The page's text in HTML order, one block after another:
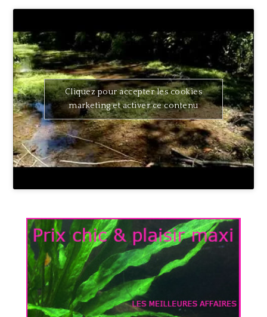
Cliquez pour accepter les cookies
marketing et activer ce contenu